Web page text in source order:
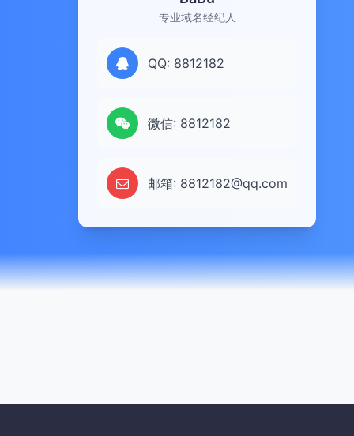
专业域名经纪人
QQ: 8812182
微信: 8812182
邮箱: 8812182@qq.com